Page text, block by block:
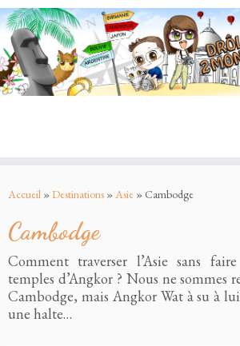
Accueil »Destinations »Asie » Cambodge
Cambodge
Comment traverser l’Asie sans
temples d’Angkor ? Nous ne sommes
Cambodge, mais Angkor Wat à su à
une halte…